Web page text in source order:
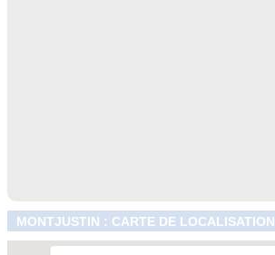
MONTJUSTIN : CARTE DE LOCALISATION